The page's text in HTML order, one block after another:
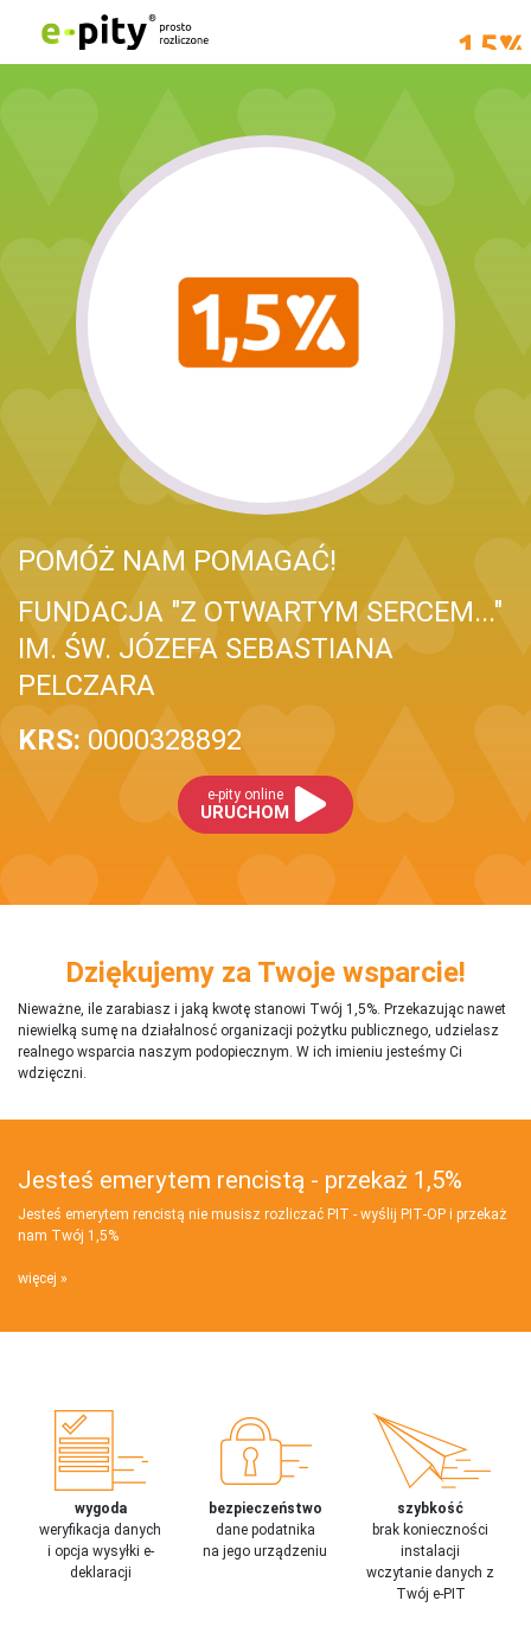
POMÓŻ NAM POMAGAĆ!
FUNDACJA "Z OTWARTYM SERCEM..."
IM. ŚW. JÓZEFA SEBASTIANA
PELCZARA
KRS: 0000328892
e-pity online
URUCHOM
Dziękujemy za Twoje wsparcie!
Nieważne, ile zarabiasz i jaką kwotę stanowi Twój 1,5%. Przekazując nawet
niewielką sumę na działalnosć organizacji pożytku publicznego, udzielasz
realnego wsparcia naszym podopiecznym. W ich imieniu jesteśmy Ci
wdzięczni.
Jesteś emerytem rencistą - przekaż 1,5%
Jesteś emerytem rencistą nie musisz rozliczać PIT - wyślij PIT‑OP i przekaż
nam Twój 1,5%
więcej
wygoda
weryfikacja danych
i opcja wysyłki e-
deklaracji
bezpieczeństwo
dane podatnika
na jego urządzeniu
szybkość
brak konieczności
instalacji
wczytanie danych z
Twój e-PIT